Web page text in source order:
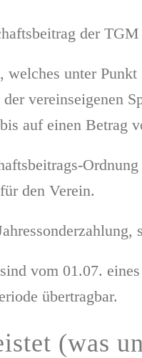
der
welches unter
vereinseigenen
auf einen Betrag
den Verein.
vom 01.07.
übertragbar.
(was